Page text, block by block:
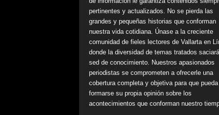
pertinentes y actualizados. No se pierda las
grandes y pequeñas historias que conforman
nuestra vida cotidiana. Únase a la creciente
comunidad de fieles lectores de Vallarta en
donde la diversidad de temas tratados
sed de conocimiento. Nuestros apasionados
periodistas se comprometen a ofrecerle una
cobertura completa y objetiva para que pueda
formarse su propia opinión sobre los
acontecimientos que conforman nuestro